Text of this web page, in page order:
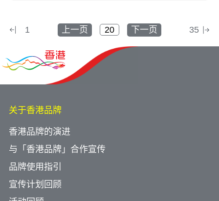
1 上一页 下一页 35
关于香港品牌
香港品牌的演进
与「香港品牌」合作宣传
品牌使用指引
宣传计划回顾